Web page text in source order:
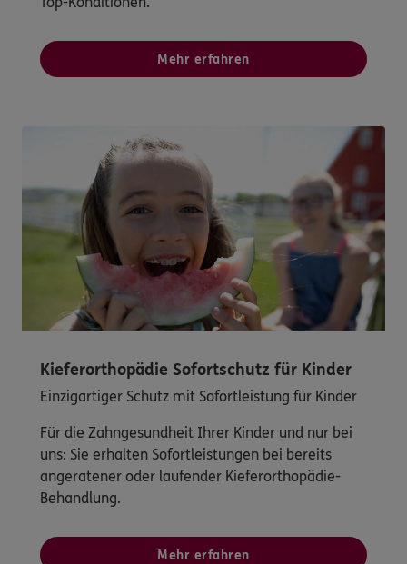
Mehr erfahren
Kieferorthopädie Sofortschutz für Kinder
Einzigartiger Schutz mit Sofortleistung für Kinder
Für die Zahngesundheit Ihrer Kinder und nur bei
uns: Sie erhalten Sofortleistungen bei bereits
angeratener oder laufender Kieferorthopädie-
Behandlung.
Mehr erfahren